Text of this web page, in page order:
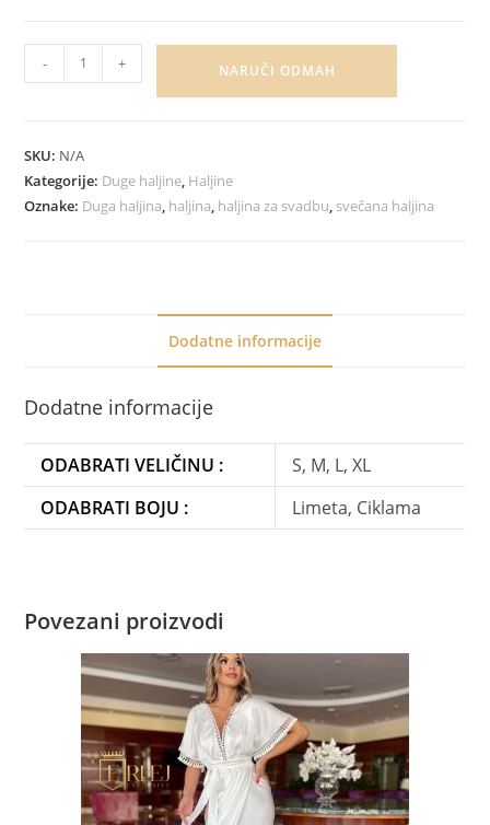
- + NARUČI ODMAH
SKU: N/A
Kategorije: Duge haljine, Haljine
Oznake: Duga haljina, haljina, haljina za svadbu, svečana haljina
Dodatne informacije
Dodatne informacije
ODABRATI VELIČINU :
S, M, L, XL
ODABRATI BOJU :
Limeta, Ciklama
Povezani proizvodi